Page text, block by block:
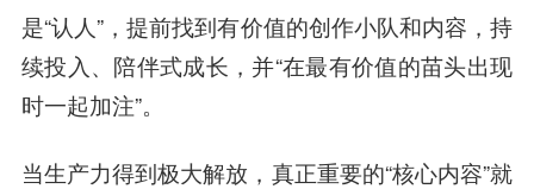
是“认人”，提前找到有价值的创作小队和内容，持
续投入、陪伴式成长，并“在最有价值的苗头出现
时一起加注”。
当生产力得到极大解放，真正重要的“核心内容”就